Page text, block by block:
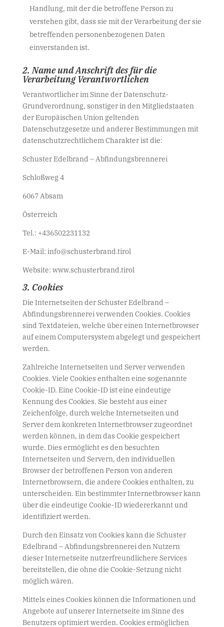
Handlung, mit der die betroffene Person zu
verstehen gibt, dass sie mit der Verarbeitung der sie
betreffenden personenbezogenen Daten
einverstanden ist.
2. Name und Anschrift des für die
Verarbeitung Verantwortlichen
Verantwortlicher im Sinne der Datenschutz-
Grundverordnung, sonstiger in den Mitgliedstaaten
der Europäischen Union geltenden
Datenschutzgesetze und anderer Bestimmungen mit
datenschutzrechtlichem Charakter ist die:
Schuster Edelbrand – Abfindungsbrennerei
Schloßweg 4
6067 Absam
Österreich
Tel.: +436502231132
E-Mail: info@schusterbrand.tirol
Website: www.schusterbrand.tirol
3. Cookies
Die Internetseiten der Schuster Edelbrand –
Abfindungsbrennerei verwenden Cookies. Cookies
sind Textdateien, welche über einen Internetbrowser
auf einem Computersystem abgelegt und gespeichert
werden.
Zahlreiche Internetseiten und Server verwenden
Cookies. Viele Cookies enthalten eine sogenannte
Cookie-ID. Eine Cookie-ID ist eine eindeutige
Kennung des Cookies. Sie besteht aus einer
Zeichenfolge, durch welche Internetseiten und
Server dem konkreten Internetbrowser zugeordnet
werden können, in dem das Cookie gespeichert
wurde. Dies ermöglicht es den besuchten
Internetseiten und Servern, den individuellen
Browser der betroffenen Person von anderen
Internetbrowsern, die andere Cookies enthalten, zu
unterscheiden. Ein bestimmter Internetbrowser kann
über die eindeutige Cookie-ID wiedererkannt und
identifiziert werden.
Durch den Einsatz von Cookies kann die Schuster
Edelbrand – Abfindungsbrennerei den Nutzern
dieser Internetseite nutzerfreundlichere Services
bereitstellen, die ohne die Cookie-Setzung nicht
möglich wären.
Mittels eines Cookies können die Informationen und
Angebote auf unserer Internetseite im Sinne des
Benutzers optimiert werden. Cookies ermöglichen